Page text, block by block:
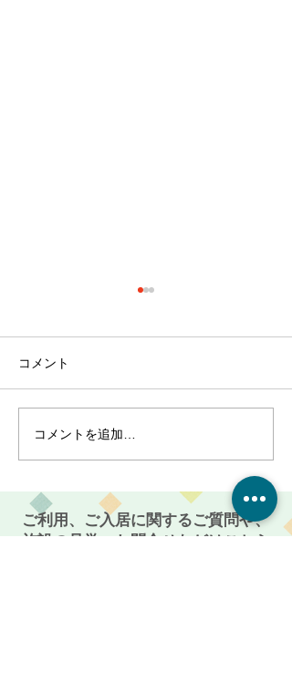
『クリスマスイベント開
催』!!～サービス付き高齢
国富～
コメント
コメントを追加…
ご利用、ご入居に関するご質問や、
施設の見学・お問合せなどはこちら